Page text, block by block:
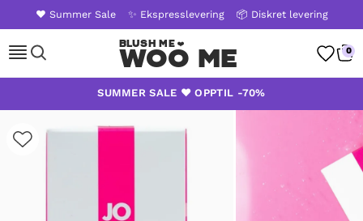
❤️ Summer Sale ✨ Ekspresslevering 📦 Diskret levering
WOO ME 0
SUMMER SALE ❤️ OPPTIL -70%